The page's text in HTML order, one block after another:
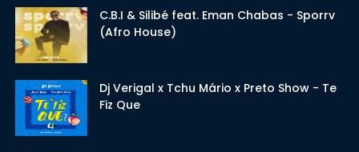
C.B.I & Silibé feat. Eman Chabas - Sporrv
(Afro House)
Dj Verigal x Tchu Mário x Preto Show - Te
Fiz Que